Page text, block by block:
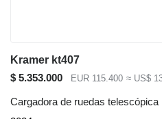
Kramer kt407
$ 5.353.000
EUR 115.400 ≈ US$
Cargadora de ruedas telescópica